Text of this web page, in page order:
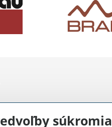
súkromia